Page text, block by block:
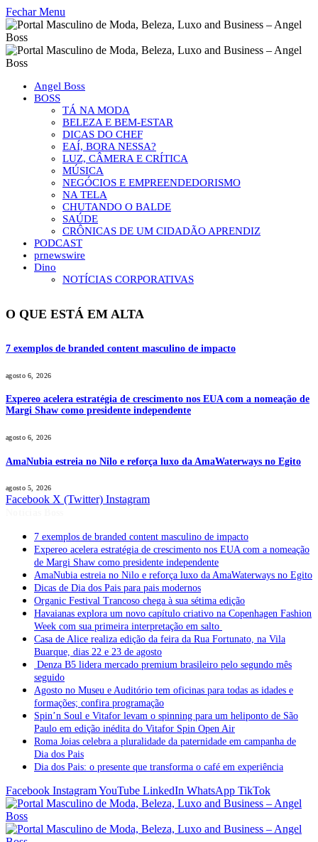
Fechar Menu
Angel Boss
BOSS
TÁ NA MODA
BELEZA E BEM-ESTAR
DICAS DO CHEF
EAÍ, BORA NESSA?
LUZ, CÂMERA E CRÍTICA
MÚSICA
NEGÓCIOS E EMPREENDEDORISMO
NA TELA
CHUTANDO O BALDE
SAÚDE
CRÔNICAS DE UM CIDADÃO APRENDIZ
PODCAST
prnewswire
Dino
NOTÍCIAS CORPORATIVAS
O QUE ESTÁ EM ALTA
7 exemplos de branded content masculino de impacto
agosto 6, 2026
Expereo acelera estratégia de crescimento nos EUA com a nomeação de
Margi Shaw como presidente independente
agosto 6, 2026
AmaNubia estreia no Nilo e reforça luxo da AmaWaterways no Egito
agosto 5, 2026
Facebook X (Twitter) Instagram
7 exemplos de branded content masculino de impacto
Expereo acelera estratégia de crescimento nos EUA com a nomeação
de Margi Shaw como presidente independente
AmaNubia estreia no Nilo e reforça luxo da AmaWaterways no Egito
Dicas de Dia dos Pais para pais modernos
Organic Festival Trancoso chega à sua sétima edição
Havaianas explora um novo capítulo criativo na Copenhagen Fashion
Week com sua primeira interpretação em salto
Casa de Alice realiza edição da feira da Rua Fortunato, na Vila
Buarque, dias 22 e 23 de agosto
Denza B5 lidera mercado premium brasileiro pelo segundo mês
seguido
Agosto no Museu e Auditório tem oficinas para todas as idades e
formações; confira programação
Spin’n Soul e Vitafor levam o spinning para um heliponto de São
Paulo em edição inédita do Vitafor Spin Open Air
Roma Joias celebra a pluralidade da paternidade em campanha de
Dia dos Pais
Dia dos Pais: o presente que transforma o café em experiência
Facebook InstagramYouTube LinkedIn WhatsApp TikTok